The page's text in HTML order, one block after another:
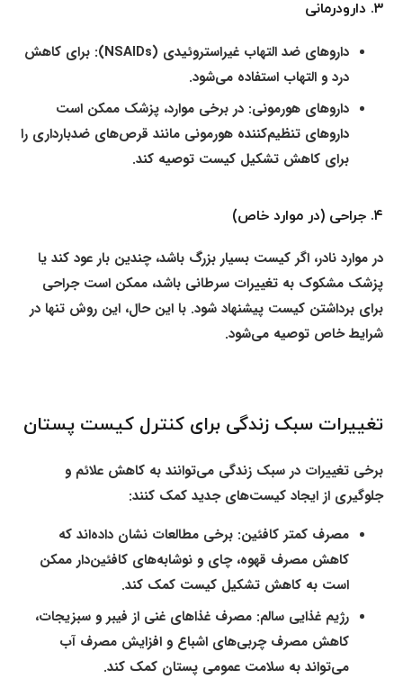
۳. دارودرمانی
داروهای ضد التهاب غیراستروئیدی (NSAIDs)
: برای کاهش
درد و التهاب استفاده می‌شود.
داروهای هورمونی: در برخی موارد، پزشک ممکن است
داروهای تنظیم‌کننده هورمونی مانند قرص‌های ضدبارداری را
برای کاهش تشکیل کیست توصیه کند.
۴. جراحی (در موارد خاص)
در موارد نادر، اگر کیست بسیار بزرگ باشد، چندین بار عود کند یا
پزشک مشکوک به تغییرات سرطانی باشد، ممکن است جراحی
برای برداشتن کیست پیشنهاد شود. با این حال، این روش تنها در
شرایط خاص توصیه می‌شود.
تغییرات سبک زندگی برای کنترل کیست پستان
برخی تغییرات در سبک زندگی می‌توانند به کاهش علائم و
جلوگیری از ایجاد کیست‌های جدید کمک کنند:
مصرف کمتر کافئین: برخی مطالعات نشان داده‌اند که
کاهش مصرف قهوه، چای و نوشابه‌های کافئین‌دار ممکن
است به کاهش تشکیل کیست کمک کند.
رژیم غذایی سالم: مصرف غذاهای غنی از فیبر و سبزیجات،
کاهش مصرف چربی‌های اشباع و افزایش مصرف آب
می‌تواند به سلامت عمومی پستان کمک کند.